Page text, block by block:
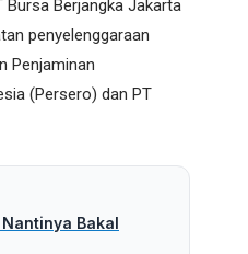
Bursa Berjangka Jakarta
penyelenggaraan
Penjaminan
(Persero) dan PT
Bakal